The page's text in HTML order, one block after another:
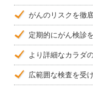
がんのリスクを徹
定期的にがん検診
より詳細なカラダ
広範囲な検査を受